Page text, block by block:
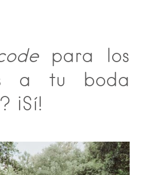
para los
a tu boda
¡Sí!